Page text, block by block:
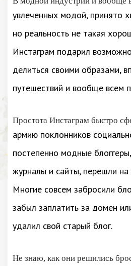
увлеченных модой, принято
но реальность не такая
Инстаграм подарил
делиться своими образами,
путешествий и вообще всем
Простота Инстаграм быстро
армию поклонников
постепенно модные
журналы и сайты, перешли
Многие совсем забросили
забыл заплатить за домен
удалил свой старый блог.
Не знаю, как они решились